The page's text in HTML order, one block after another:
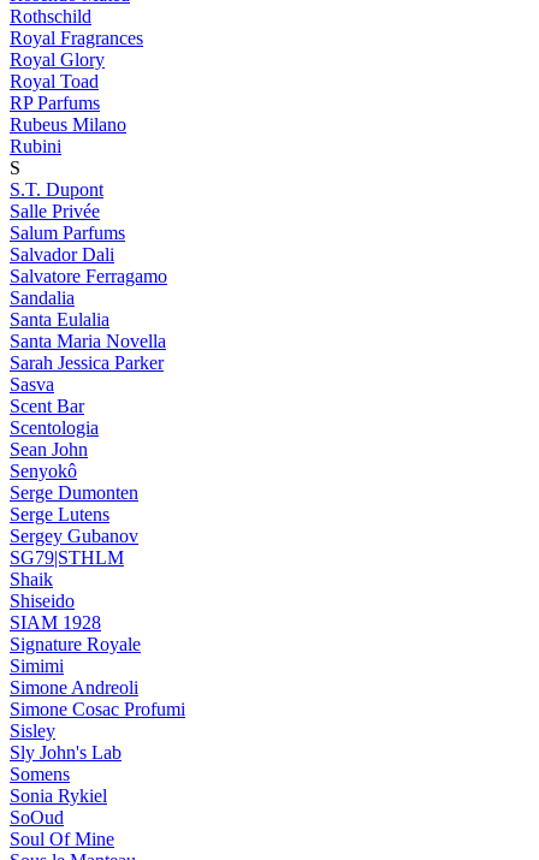
Rothschild
Royal Fragrances
Royal Glory
Royal Toad
RP Parfums
Rubeus Milano
Rubini
S
S.T. Dupont
Salle Privée
Salum Parfums
Salvador Dali
Salvatore Ferragamo
Sandalia
Santa Eulalia
Santa Maria Novella
Sarah Jessica Parker
Sasva
Scent Bar
Scentologia
Sean John
Senyokô
Serge Dumonten
Serge Lutens
Sergey Gubanov
SG79|STHLM
Shaik
Shiseido
SIAM 1928
Signature Royale
Simimi
Simone Andreoli
Simone Cosac Profumi
Sisley
Sly John's Lab
Somens
Sonia Rykiel
SoOud
Soul Of Mine